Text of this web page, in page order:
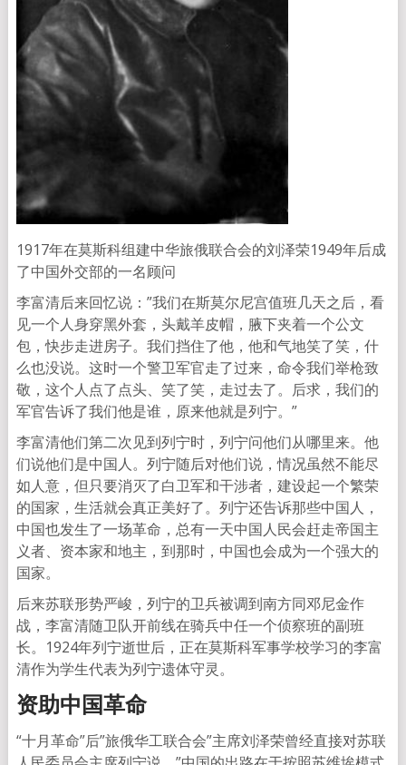
1917年在莫斯科组建中华旅俄联合会的刘泽荣1949年后成
了中国外交部的一名顾问
李富清后来回忆说：”我们在斯莫尔尼宫值班几天之后，看
见一个人身穿黑外套，头戴羊皮帽，腋下夹着一个公文
包，快步走进房子。我们挡住了他，他和气地笑了笑，什
么也没说。这时一个警卫军官走了过来，命令我们举枪致
敬，这个人点了点头、笑了笑，走过去了。后求，我们的
军官告诉了我们他是谁，原来他就是列宁。”
李富清他们第二次见到列宁时，列宁问他们从哪里来。他
们说他们是中国人。列宁随后对他们说，情况虽然不能尽
如人意，但只要消灭了白卫军和干涉者，建设起一个繁荣
的国家，生活就会真正美好了。列宁还告诉那些中国人，
中国也发生了一场革命，总有一天中国人民会赶走帝国主
义者、资本家和地主，到那时，中国也会成为一个强大的
国家。
后来苏联形势严峻，列宁的卫兵被调到南方同邓尼金作
战，李富清随卫队开前线在骑兵中任一个侦察班的副班
长。1924年列宁逝世后，正在莫斯科军事学校学习的李富
清作为学生代表为列宁遗体守灵。
资助中国革命
“十月革命”后”旅俄华工联合会”主席刘泽荣曾经直接对苏联